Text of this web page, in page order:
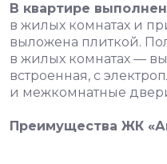
В квартире
в жилых комнатах и
выложена плиткой.
в жилых комнатах —
встроенная, с
и межкомнатные
Преимущества ЖК